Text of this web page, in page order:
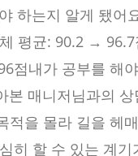
하는지 알게 됐어
평균: 90.2 → 96.7
점내가 공부를 해
본 매니저님과의 상
적을 몰라 길을 헤매
히 할 수 있는 계기